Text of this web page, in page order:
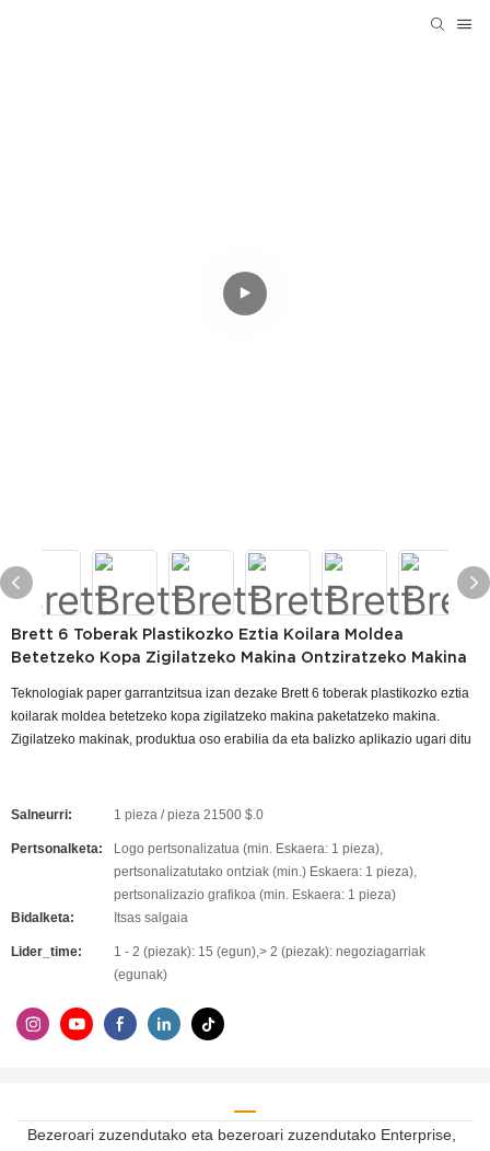
Brett 6 Toberak Plastikozko Eztia Koilara Moldea
Betetzeko Kopa Zigilatzeko Makina Ontziratzeko Makina
Teknologiak paper garrantzitsua izan dezake Brett 6 toberak plastikozko eztia
koilarak moldea betetzeko kopa zigilatzeko makina paketatzeko makina.
Zigilatzeko makinak, produktua oso erabilia da eta balizko aplikazio ugari ditu
Salneurri: 1 pieza / pieza 21500 $.0
Pertsonalketa:
Logo pertsonalizatua (min. Eskaera: 1 pieza),
pertsonalizatutako ontziak (min.) Eskaera: 1 pieza),
pertsonalizazio grafikoa (min. Eskaera: 1 pieza)
Bidalketa:
Itsas salgaia
Lider_time:
1 - 2 (piezak): 15 (egun),> 2 (piezak): negoziagarriak
(egunak)
Bezeroari zuzendutako eta bezeroari zuzendutako Enterprise,